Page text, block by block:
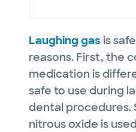
Laughing gas is
reasons. First, the
medication is
safe to use during
dental procedures.
nitrous oxide is